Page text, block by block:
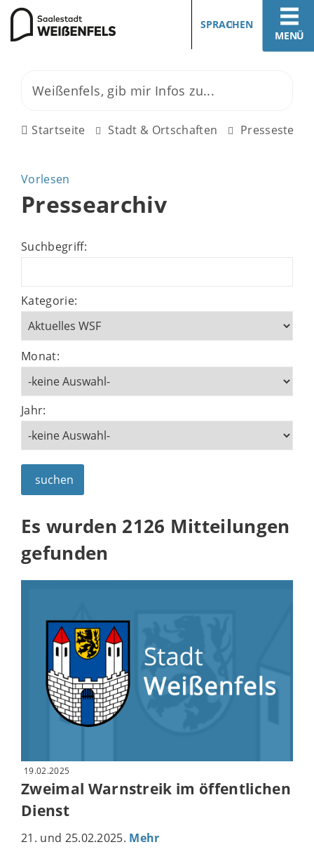
MENÜ
SPRACHEN
Startseite Stadt & Ortschaften Pressestelle
Vorlesen
Pressearchiv
Suchbegriff:
Kategorie:
Monat:
Jahr:
suchen
Es wurden 2126 Mitteilungen
gefunden
19.02.2025
Zweimal Warnstreik im öffentlichen
Dienst
21. und 25.02.2025. Mehr